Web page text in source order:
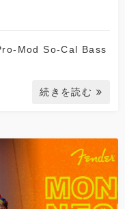
Mod So-Cal Bass
続きを読む